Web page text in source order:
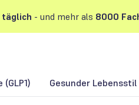
täglich - und mehr als 8000
Gesunder Lebensstil